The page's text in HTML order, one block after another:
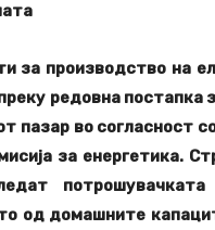
за производство на
редовна постапка
пазар во согласност
за енергетика.
од домашните